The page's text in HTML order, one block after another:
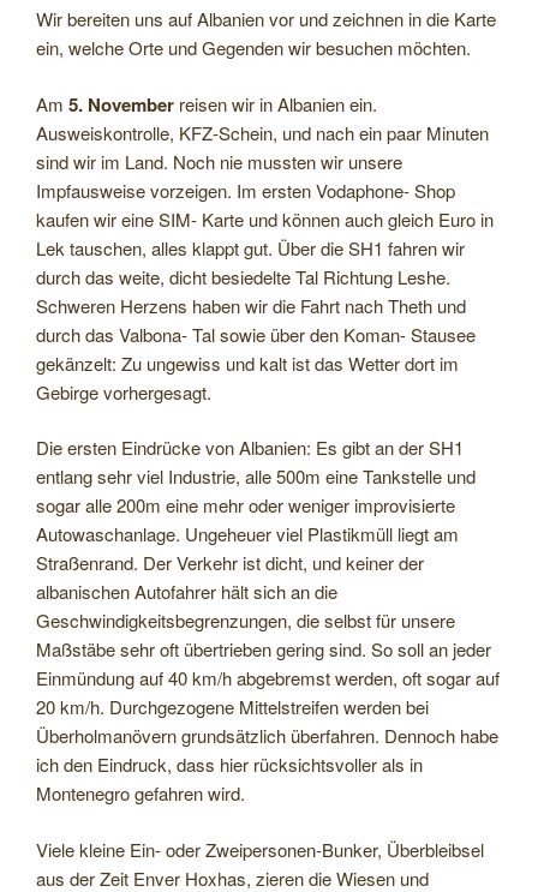
Wir bereiten uns auf Albanien vor und zeichnen in die Karte
ein, welche Orte und Gegenden wir besuchen möchten.
Am 5. November reisen wir in Albanien ein.
Ausweiskontrolle, KFZ-Schein, und nach ein paar Minuten
sind wir im Land. Noch nie mussten wir unsere
Impfausweise vorzeigen. Im ersten Vodaphone- Shop
kaufen wir eine SIM- Karte und können auch gleich Euro in
Lek tauschen, alles klappt gut. Über die SH1 fahren wir
durch das weite, dicht besiedelte Tal Richtung Leshe.
Schweren Herzens haben wir die Fahrt nach Theth und
durch das Valbona- Tal sowie über den Koman- Stausee
gekänzelt: Zu ungewiss und kalt ist das Wetter dort im
Gebirge vorhergesagt.
Die ersten Eindrücke von Albanien: Es gibt an der SH1
entlang sehr viel Industrie, alle 500m eine Tankstelle und
sogar alle 200m eine mehr oder weniger improvisierte
Autowaschanlage. Ungeheuer viel Plastikmüll liegt am
Straßenrand. Der Verkehr ist dicht, und keiner der
albanischen Autofahrer hält sich an die
Geschwindigkeitsbegrenzungen, die selbst für unsere
Maßstäbe sehr oft übertrieben gering sind. So soll an jeder
Einmündung auf 40 km/h abgebremst werden, oft sogar auf
20 km/h. Durchgezogene Mittelstreifen werden bei
Überholmanövern grundsätzlich überfahren. Dennoch habe
ich den Eindruck, dass hier rücksichtsvoller als in
Montenegro gefahren wird.
Viele kleine Ein- oder Zweipersonen-Bunker, Überbleibsel
aus der Zeit Enver Hoxhas, zieren die Wiesen und